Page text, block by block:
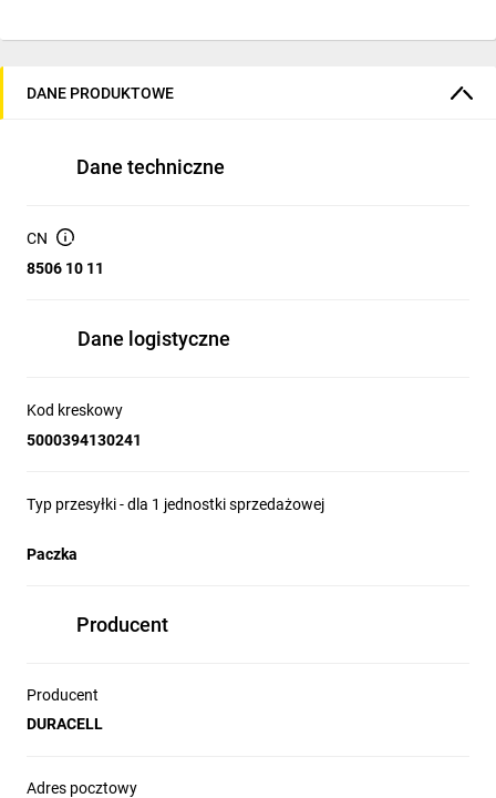
DANE PRODUKTOWE
Dane techniczne
CN
8506 10 11
Dane logistyczne
Kod kreskowy
5000394130241
Typ przesyłki - dla 1 jednostki sprzedażowej
Paczka
Producent
Producent
DURACELL
Adres pocztowy